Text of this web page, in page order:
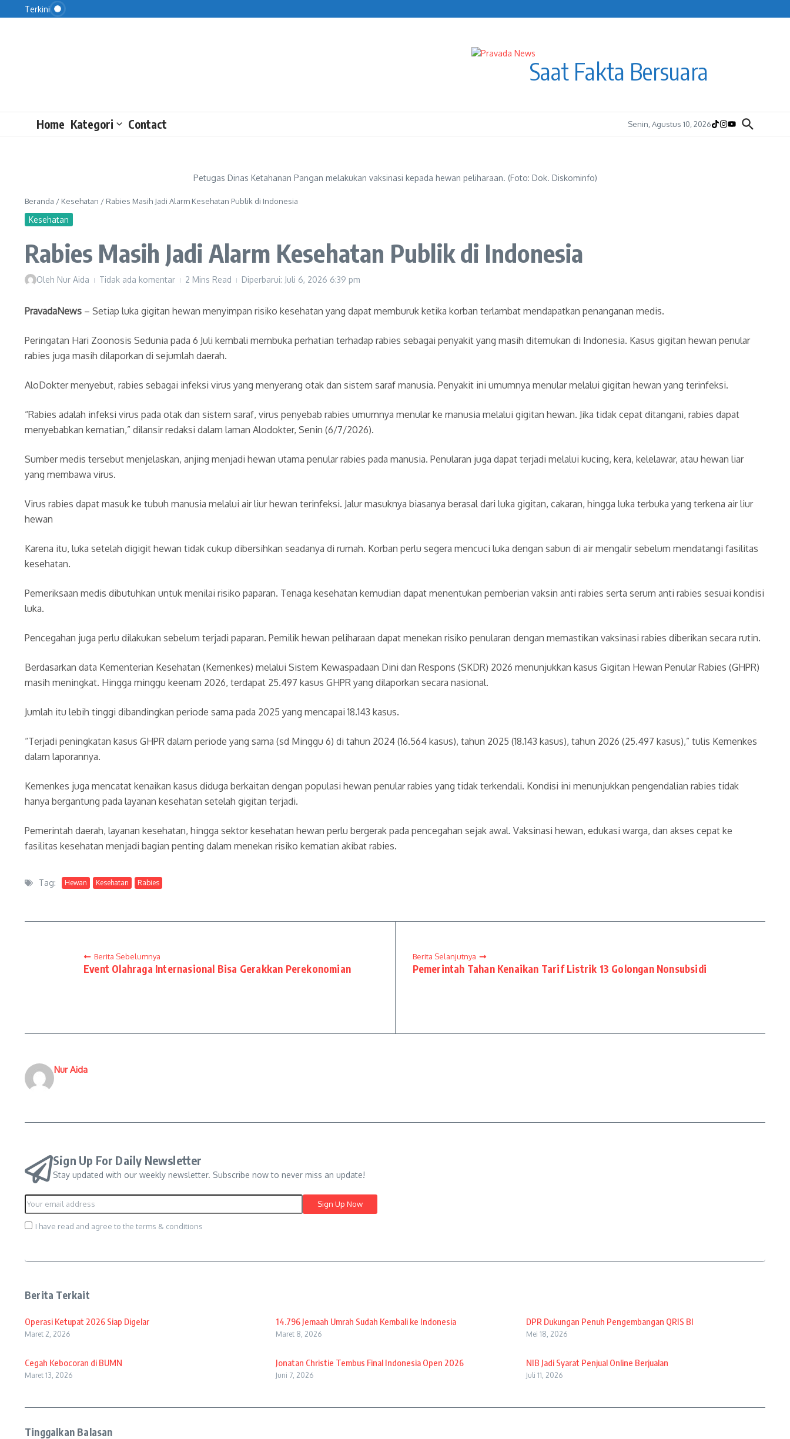
Lewati ke konten
Terkini
Saat Fakta Bersuara
Home Kategori Contact Senin, Agustus 10, 2026
Petugas Dinas Ketahanan Pangan melakukan vaksinasi kepada hewan peliharaan. (Foto: Dok. Diskominfo)
Beranda / Kesehatan / Rabies Masih Jadi Alarm Kesehatan Publik di Indonesia
Kesehatan
Rabies Masih Jadi Alarm Kesehatan Publik di Indonesia
Oleh Nur Aida Tidak ada komentar 2 Mins Read Diperbarui: Juli 6, 2026 6:39 pm
PravadaNews – Setiap luka gigitan hewan menyimpan risiko kesehatan yang dapat memburuk ketika korban terlambat mendapatkan penanganan medis.
Peringatan Hari Zoonosis Sedunia pada 6 Juli kembali membuka perhatian terhadap rabies sebagai penyakit yang masih ditemukan di Indonesia. Kasus gigitan hewan penular
rabies juga masih dilaporkan di sejumlah daerah.
AloDokter menyebut, rabies sebagai infeksi virus yang menyerang otak dan sistem saraf manusia. Penyakit ini umumnya menular melalui gigitan hewan yang terinfeksi.
“Rabies adalah infeksi virus pada otak dan sistem saraf, virus penyebab rabies umumnya menular ke manusia melalui gigitan hewan. Jika tidak cepat ditangani, rabies dapat
menyebabkan kematian,” dilansir redaksi dalam laman Alodokter, Senin (6/7/2026).
Sumber medis tersebut menjelaskan, anjing menjadi hewan utama penular rabies pada manusia. Penularan juga dapat terjadi melalui kucing, kera, kelelawar, atau hewan liar
yang membawa virus.
Virus rabies dapat masuk ke tubuh manusia melalui air liur hewan terinfeksi. Jalur masuknya biasanya berasal dari luka gigitan, cakaran, hingga luka terbuka yang terkena air liur
hewan
Karena itu, luka setelah digigit hewan tidak cukup dibersihkan seadanya di rumah. Korban perlu segera mencuci luka dengan sabun di air mengalir sebelum mendatangi fasilitas
kesehatan.
Pemeriksaan medis dibutuhkan untuk menilai risiko paparan. Tenaga kesehatan kemudian dapat menentukan pemberian vaksin anti rabies serta serum anti rabies sesuai kondisi
luka.
Pencegahan juga perlu dilakukan sebelum terjadi paparan. Pemilik hewan peliharaan dapat menekan risiko penularan dengan memastikan vaksinasi rabies diberikan secara rutin.
Berdasarkan data Kementerian Kesehatan (Kemenkes) melalui Sistem Kewaspadaan Dini dan Respons (SKDR) 2026 menunjukkan kasus Gigitan Hewan Penular Rabies (GHPR)
masih meningkat. Hingga minggu keenam 2026, terdapat 25.497 kasus GHPR yang dilaporkan secara nasional.
Jumlah itu lebih tinggi dibandingkan periode sama pada 2025 yang mencapai 18.143 kasus.
“Terjadi peningkatan kasus GHPR dalam periode yang sama (sd Minggu 6) di tahun 2024 (16.564 kasus), tahun 2025 (18.143 kasus), tahun 2026 (25.497 kasus),” tulis Kemenkes
dalam laporannya.
Kemenkes juga mencatat kenaikan kasus diduga berkaitan dengan populasi hewan penular rabies yang tidak terkendali. Kondisi ini menunjukkan pengendalian rabies tidak
hanya bergantung pada layanan kesehatan setelah gigitan terjadi.
Pemerintah daerah, layanan kesehatan, hingga sektor kesehatan hewan perlu bergerak pada pencegahan sejak awal. Vaksinasi hewan, edukasi warga, dan akses cepat ke
fasilitas kesehatan menjadi bagian penting dalam menekan risiko kematian akibat rabies.
Tag: Hewan Kesehatan Rabies
Berita Sebelumnya
Event Olahraga Internasional Bisa Gerakkan Perekonomian
Berita Selanjutnya
Pemerintah Tahan Kenaikan Tarif Listrik 13 Golongan Nonsubsidi
Nur Aida
Sign Up For Daily Newsletter
Stay updated with our weekly newsletter. Subscribe now to never miss an update!
I have read and agree to the terms & conditions
Berita Terkait
Operasi Ketupat 2026 Siap Digelar
Maret 2, 2026
14.796 Jemaah Umrah Sudah Kembali ke Indonesia
Maret 8, 2026
DPR Dukungan Penuh Pengembangan QRIS BI
Mei 18, 2026
Cegah Kebocoran di BUMN
Maret 13, 2026
Jonatan Christie Tembus Final Indonesia Open 2026
Juni 7, 2026
NIB Jadi Syarat Penjual Online Berjualan
Juli 11, 2026
Tinggalkan Balasan